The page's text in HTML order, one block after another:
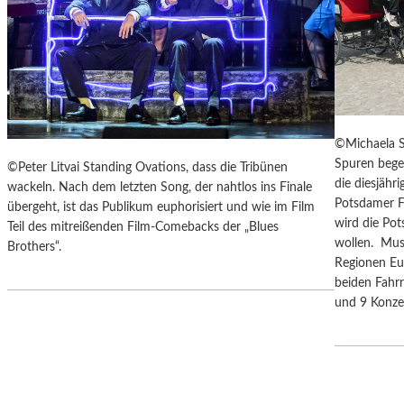
I
S
E
Z
U
M
O
N
D
U
N
D
Z
U
M
R
E
R
„
A
N
T
H
E
R
G
E
R
M
A
©Peter Litvai Standing Ovations, dass die Tribünen
wackeln. Nach dem letzten Song, der nahtlos ins Finale
übergeht, ist das Publikum euphorisiert und wie im Film
Teil des mitreißenden Film-Comebacks der „Blues
Brothers“.
©Michaela
Spuren
die
Potsdamer
wird die
wollen.
Regionen
beiden
und 9